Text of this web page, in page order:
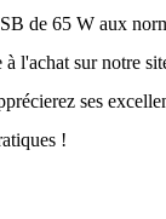
de 65 W aux
à l'achat sur notre
ses
!